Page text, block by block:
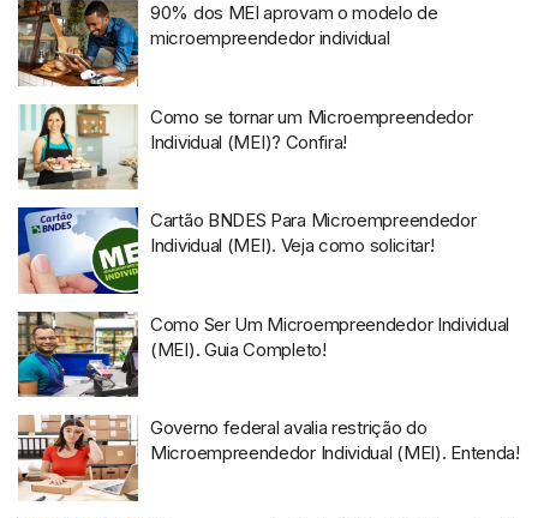
90% dos MEI aprovam o modelo de
microempreendedor individual
Como se tornar um Microempreendedor
Individual (MEI)? Confira!
Cartão BNDES Para Microempreendedor
Individual (MEI). Veja como solicitar!
Como Ser Um Microempreendedor Individual
(MEI). Guia Completo!
Governo federal avalia restrição do
Microempreendedor Individual (MEI). Entenda!